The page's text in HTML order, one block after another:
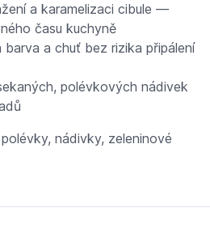
a karamelizaci cibule —
času kuchyně
a chuť bez rizika připálení
polévkových nádivek
nádivky, zeleninové